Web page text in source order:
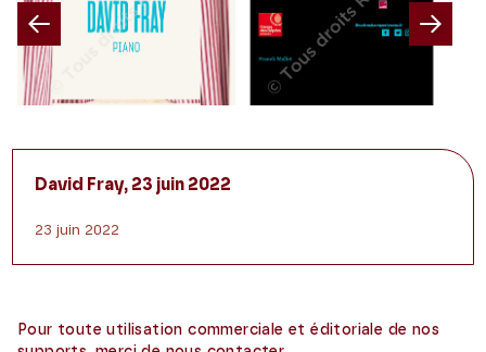
Previous
David Fray, 23 juin 2022
23 juin 2022
Pour toute utilisation commerciale et éditoriale de nos